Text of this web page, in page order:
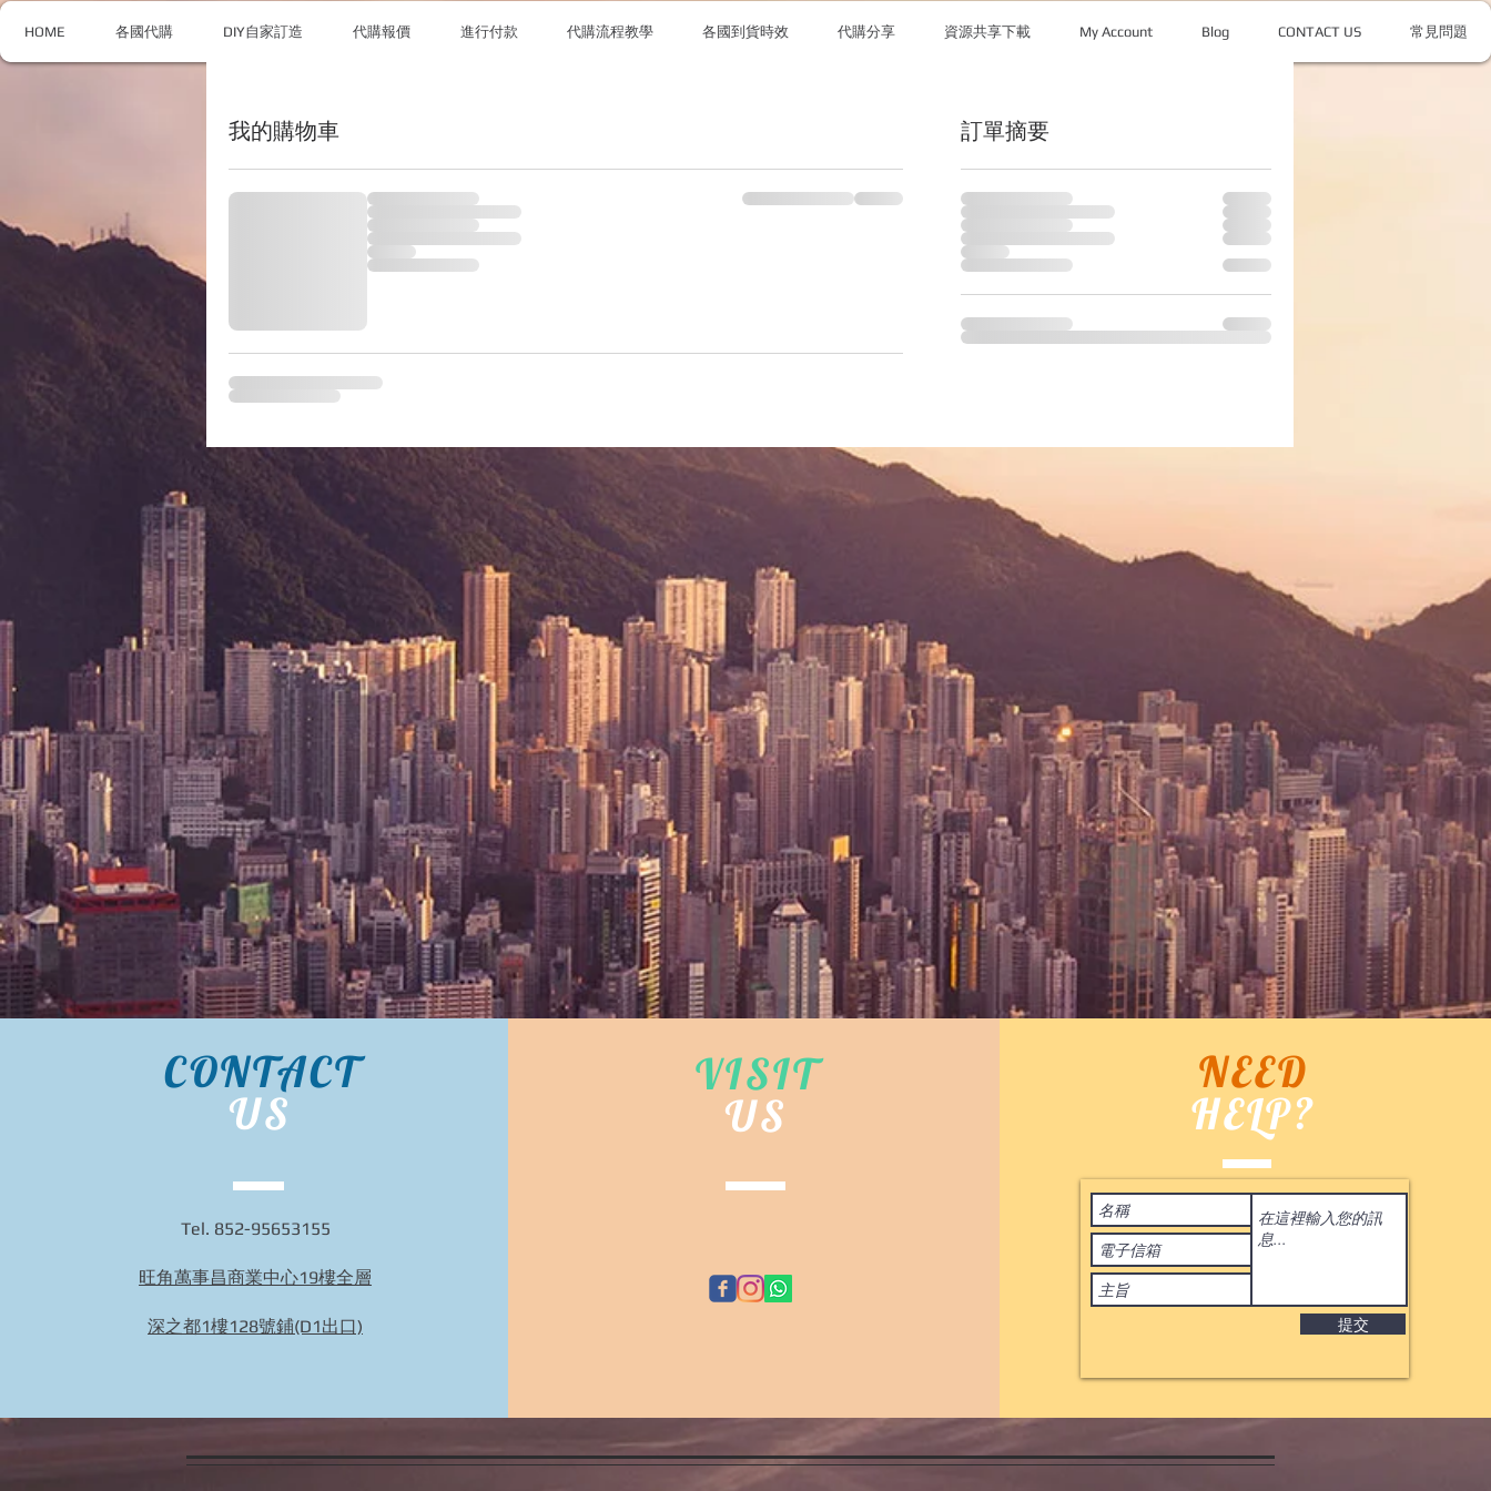
HOME 各國代購 DIY自家訂造 代購報價 進行付款 代購流程教學 各國到貨時效 代購分享 資源共享下載 My Account Blog CONTACT US 常見問題
我的購物車 訂單摘要
by ASIA BID CO. All rights reserved. 香港
CONTACT
US
Tel. 852-95653155
旺角萬事昌商業中心19樓全層
深之都1樓128號鋪(D1出口)
VISIT
US
NEED
HELP?
提交